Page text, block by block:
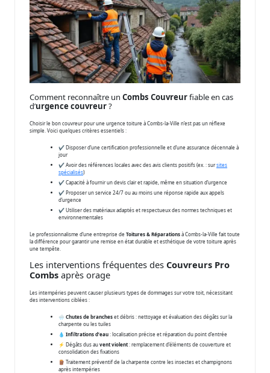
Comment reconnaître un Combs Couvreurfiable en cas
d’urgence couvreur?
Choisir le bon couvreur pour une urgence toiture à Combs-la-Ville n’est pas un réflexe
simple. Voici quelques critères essentiels :
✔️ Disposer d’une certification professionnelle et d’une assurance décennale à
jour
✔️ Avoir des références locales avec des avis clients positifs (ex. : sursites
spécialisés)
✔️ Capacité à fournir un devis clair et rapide, même en situation d’urgence
✔️ Proposer un service 24/7 ou au moins une réponse rapide aux appels
d’urgence
✔️ Utiliser des matériaux adaptés et respectueux des normes techniques et
environnementales
Le professionnalisme d’une entreprise de Toitures & Réparationsà Combs-la-Ville fait toute
la différence pour garantir une remise en état durable et esthétique de votre toiture après
une tempête.
Les interventions fréquentes des Couvreurs Pro
Combs après orage
Les intempéries peuvent causer plusieurs types de dommages sur votre toit, nécessitant
des interventions ciblées :
🌧️ Chutes de brancheset débris : nettoyage et évaluation des dégâts sur la
charpente ou les tuiles
💧 Infiltrations d’eau: localisation précise et réparation du point d’entrée
⚡ Dégâts dus auvent violent: remplacement d’éléments de couverture et
consolidation des fixations
🪵 Traitement préventif de la charpente contre les insectes et champignons
après intempéries